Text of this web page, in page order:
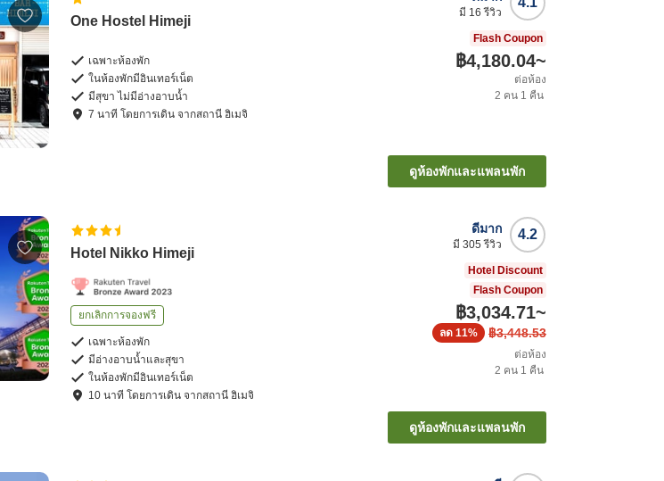
One Hostel Himeji
เฉพาะห้องพัก
ในห้องพักมีอินเทอร์เน็ต
มีสุขา ไม่มีอ่างอาบน้ำ
7 นาที โดยการเดิน จากสถานี ฮิเมจิ
มี 16 รีวิว
Flash Coupon
฿4,180.04~
ต่อห้อง
2 คน 1 คืน
ดูห้องพักและแพลนพัก
Hotel Nikko Himeji
ยกเลิกการจองฟรี
เฉพาะห้องพัก
มีอ่างอาบน้ำและสุขา
ในห้องพักมีอินเทอร์เน็ต
10 นาที โดยการเดิน จากสถานี ฮิเมจิ
4.2
ดีมาก
มี 305 รีวิว
Hotel Discount
Flash Coupon
฿3,034.71~
฿3,448.53
ลด 11%
ต่อห้อง
2 คน 1 คืน
ดูห้องพักและแพลนพัก